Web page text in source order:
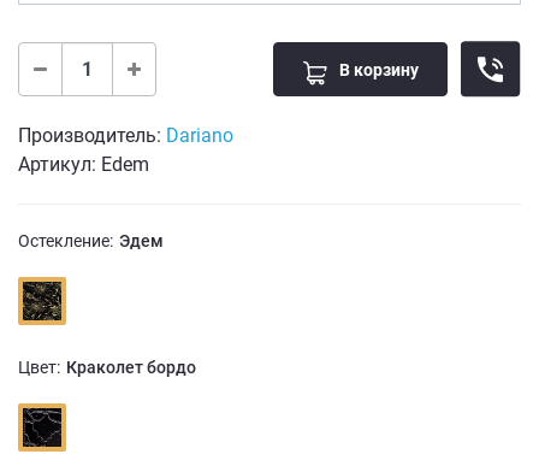
В корзину
Производитель: Dariano
Артикул: Edem
Остекление: Эдем
Цвет: Краколет бордо